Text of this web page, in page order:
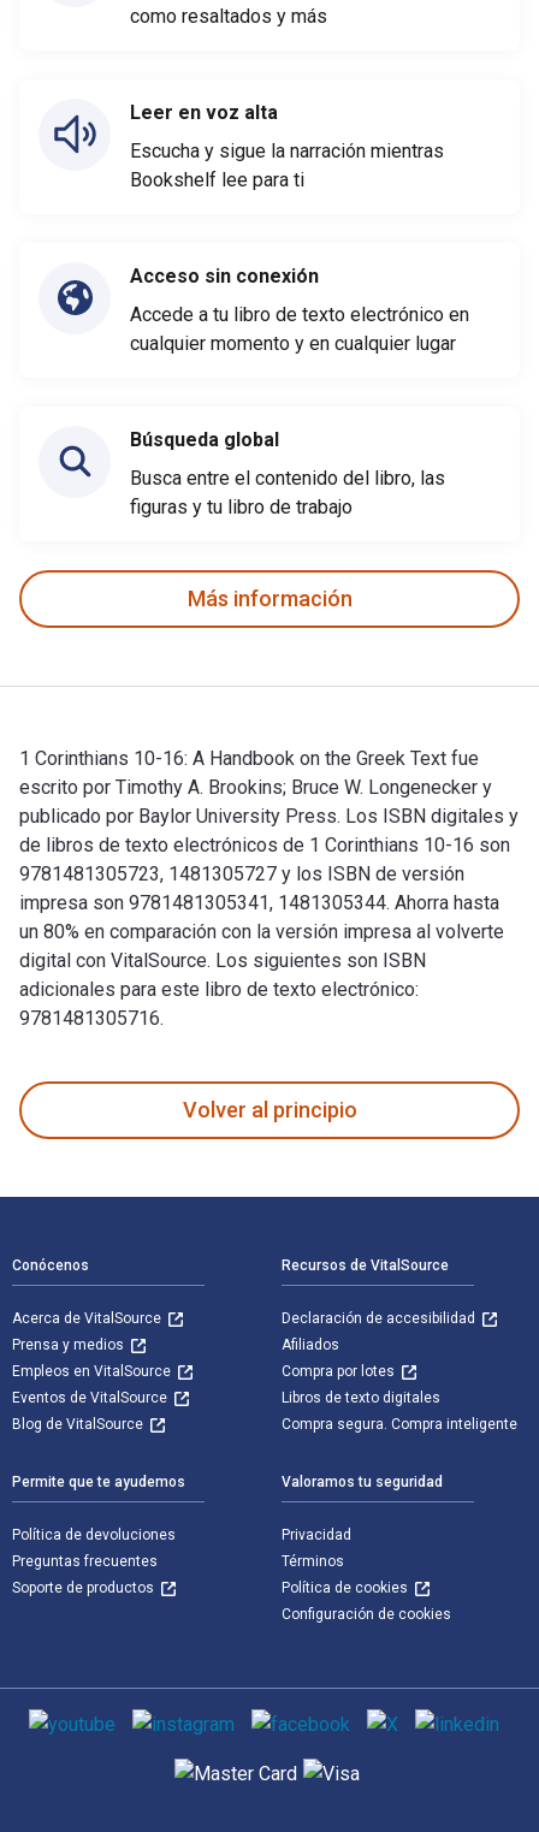
como resaltados y más
Leer en voz alta
Escucha y sigue la narración mientras
Bookshelf lee para ti
Acceso sin conexión
Accede a tu libro de texto electrónico en
cualquier momento y en cualquier lugar
Búsqueda global
Busca entre el contenido del libro, las
figuras y tu libro de trabajo
Más información
1 Corinthians 10-16: A Handbook on the Greek Text fue
escrito por Timothy A. Brookins; Bruce W. Longenecker y
publicado por Baylor University Press. Los ISBN digitales y
de libros de texto electrónicos de 1 Corinthians 10-16 son
9781481305723, 1481305727 y los ISBN de versión
impresa son 9781481305341, 1481305344. Ahorra hasta
un 80% en comparación con la versión impresa al volverte
digital con VitalSource. Los siguientes son ISBN
adicionales para este libro de texto electrónico:
9781481305716.
Volver al principio
Conócenos
Acerca de VitalSource
Prensa y medios
Empleos en VitalSource
Eventos de VitalSource
Blog de VitalSource
Recursos de VitalSource
Declaración de accesibilidad
Afiliados
Compra por lotes
Libros de texto digitales
Compra segura. Compra inteligente
Permite que te ayudemos
Política de devoluciones
Preguntas frecuentes
Soporte de productos
Valoramos tu seguridad
Privacidad
Términos
Política de cookies
Configuración de cookies
Medios de comunicación social
Métodos de pago admitidos